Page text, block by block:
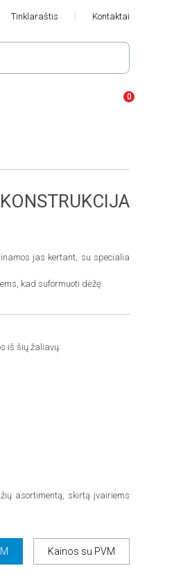
Tinklaraštis Kontaktai
jas kertant, su specialia
kad suformuoti dėžę.
iš šių žaliavų:
asortimentą, skirtą įvairiems
Kainos su PVM